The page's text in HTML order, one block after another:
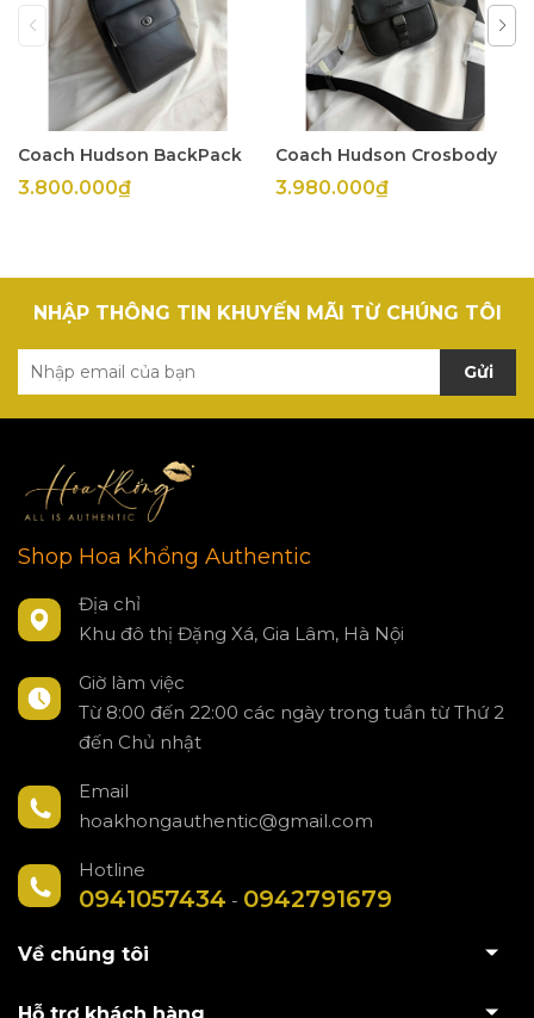
Coach Hudson BackPack
3.800.000₫
Coach Hudson Crosbody
3.980.000₫
NHẬP THÔNG TIN KHUYẾN MÃI TỪ CHÚNG TÔI
Gửi
Shop Hoa Khổng Authentic
Địa chỉ
Khu đô thị Đặng Xá, Gia Lâm, Hà Nội
Giờ làm việc
Từ 8:00 đến 22:00 các ngày trong tuần từ Thứ 2
đến Chủ nhật
Email
hoakhongauthentic@gmail.com
Hotline
0941057434 - 0942791679
Về chúng tôi